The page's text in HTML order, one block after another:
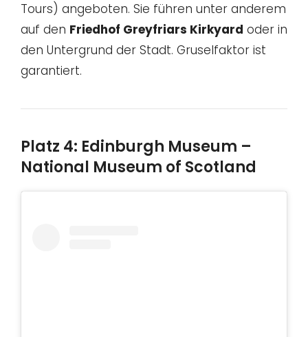
Tours) angeboten. Sie führen unter anderem
auf den Friedhof Greyfriars Kirkyard oder in
den Untergrund der Stadt. Gruselfaktor ist
garantiert.
Platz 4: Edinburgh Museum –
National Museum of Scotland